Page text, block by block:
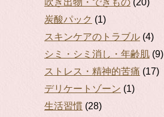
吹き出物・できもの (20)
炭酸パック (1)
スキンケアのトラブル (4)
シミ・シミ消し・年齢肌 (9)
ストレス・精神的苦痛 (17)
デリケートゾーン (1)
生活習慣 (28)